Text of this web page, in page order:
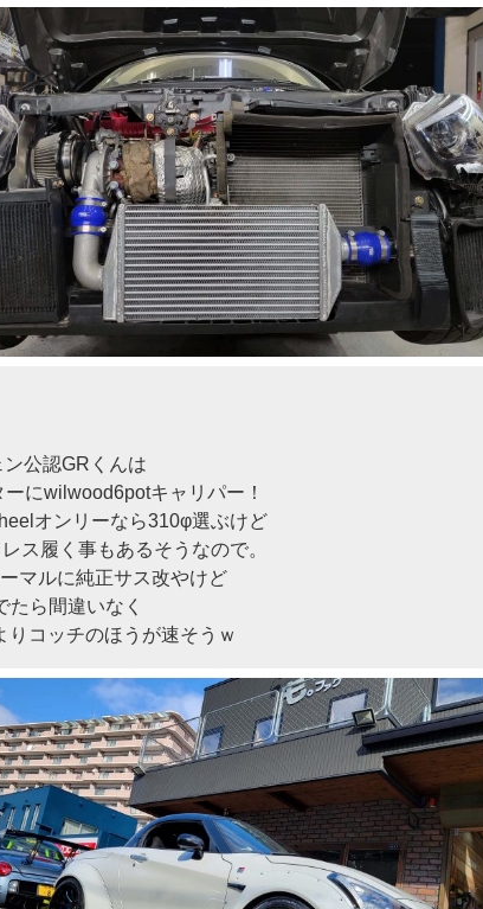
ン公認GRくんは
にwilwood6potキャリパー！
オンリーなら310φ選ぶけど
ス履く事もあるそうなので。
マルに純正サス改やけど
たら間違いなく
りコッチのほうが速そうｗ